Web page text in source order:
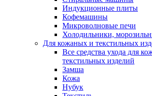
Индукционные плиты
Кофемашины
Микроволновые печи
Холодильники,
Для кожаных и текстильных
Все средства ухода для
текстильных изделий
Замша
Кожа
Нубук